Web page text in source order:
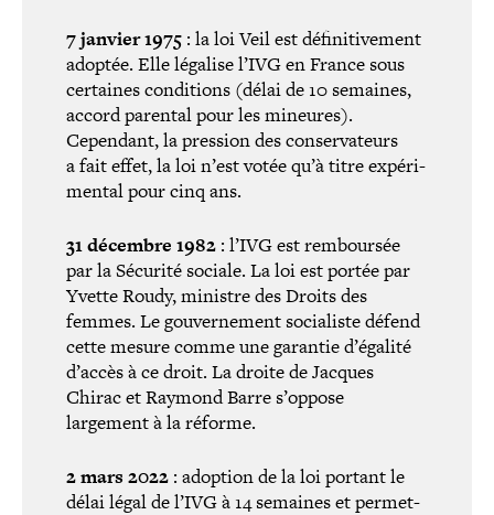
7 janvier 1975 : la loi Veil est défi­ni­ti­ve­ment
adoptée. Elle légalise l’IVG en France sous
certaines condi­tions (délai de 10 semaines,
accord parental pour les mineures).
Cependant, la pression des conser­va­teurs
a fait effet, la loi n’est votée qu’à titre expé­ri­
men­tal pour cinq ans.
31 décembre 1982 : l’IVG est rem­bour­sée
par la Sécurité sociale. La loi est portée par
Yvette Roudy, ministre des Droits des
femmes. Le gou­ver­ne­ment socia­liste défend
cette mesure comme une garantie d’égalité
d’accès à ce droit. La droite de Jacques
Chirac et Raymond Barre s’oppose
largement à la réforme.
2 mars 2022 : adoption de la loi portant le
délai légal de l’IVG à 14 semaines et per­met­